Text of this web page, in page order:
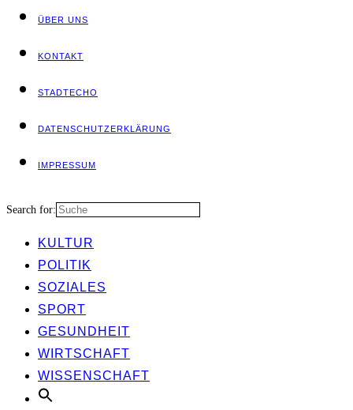
ÜBER UNS
KON­TAKT
STADT­ECHO
DATEN­SCHUTZ­ER­KLÄ­RUNG
IMPRES­SUM
Search for:
KUL­TUR
POLI­TIK
SOZIA­LES
SPORT
GESUND­HEIT
WIRT­SCHAFT
WIS­SEN­SCHAFT